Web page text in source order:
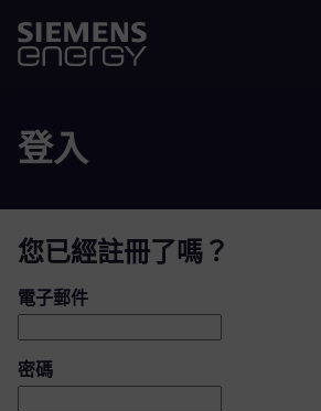
登入
您已經註冊了嗎？
登入：使用者和密碼
電子郵件
密碼